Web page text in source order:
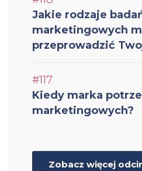
Jakie rodzaje
marketingowych
przeprowadzić
#117
Kiedy marka
marketingowych?
Zobacz więcej